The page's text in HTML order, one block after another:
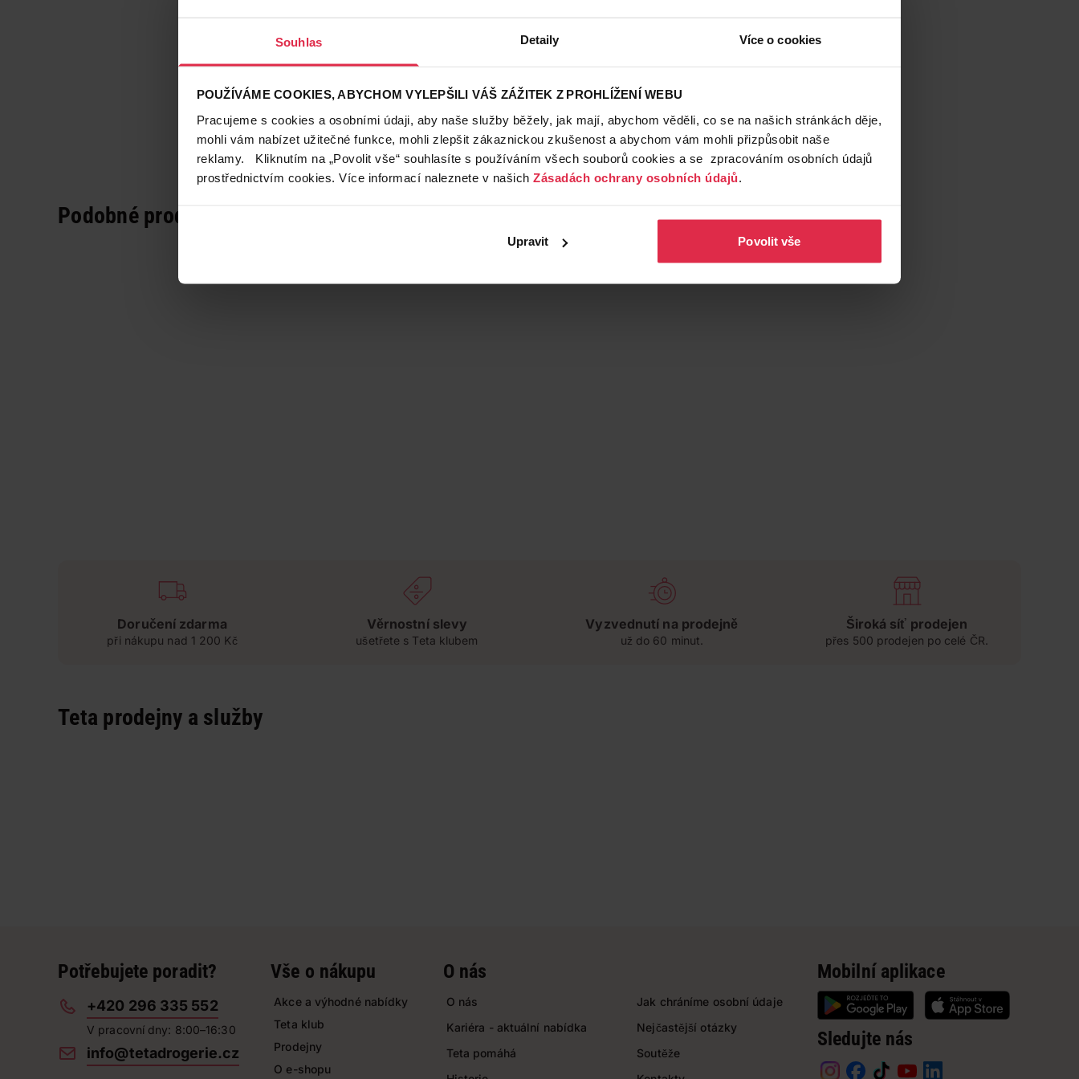
Souhlas Detaily Více o cookies
POUŽÍVÁME COOKIES, ABYCHOM VYLEPŠILI VÁŠ ZÁŽITEK Z PROHLÍŽENÍ WEBU
Pracujeme s cookies a osobními údaji, aby naše služby běžely, jak mají, abychom věděli, co se na našich stránkách děje,
mohli vám nabízet užitečné funkce, mohli zlepšit zákaznickou zkušenost a abychom vám mohli přizpůsobit naše
reklamy. Kliknutím na „Povolit vše“ souhlasíte s používáním všech souborů cookies a se zpracováním osobních údajů
prostřednictvím cookies. Více informací naleznete v našich Zásadách ochrany osobních údajů.
Upravit Povolit vše
Podobné produkty
Doručení zdarma
při nákupu nad 1 200 Kč
Věrnostní slevy
ušetřete s Teta klubem
Vyzvednutí na prodejně
už do 60 minut.
Široká síť prodejen
přes 500 prodejen po celé ČR.
Teta prodejny a služby
Potřebujete poradit?
+420 296 335 552
V pracovní dny: 8:00–16:30
info@tetadrogerie.cz
Vše o nákupu
Akce a výhodné nabídky
Teta klub
Prodejny
O e-shopu
O nás
O nás
Kariéra - aktuální nabídka
Teta pomáhá
Jak chráníme osobní údaje
Nejčastější otázky
Soutěže
Mobilní aplikace
Sledujte nás